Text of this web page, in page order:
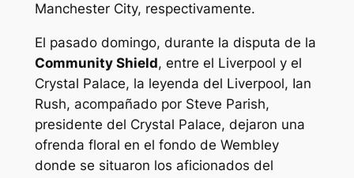
Manchester City, respectivamente.
El pasado domingo, durante la disputa de la
Community Shield, entre el Liverpool y el
Crystal Palace, la leyenda del Liverpool, Ian
Rush, acompañado por Steve Parish,
presidente del Crystal Palace, dejaron una
ofrenda floral en el fondo de Wembley
donde se situaron los aficionados del